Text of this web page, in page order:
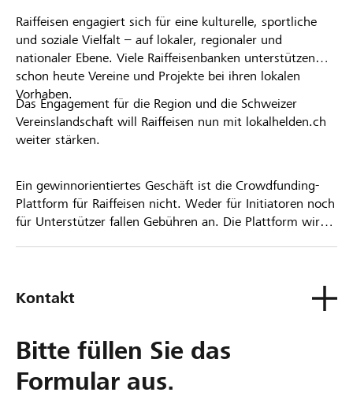
Raiffeisen engagiert sich für eine kulturelle, sportliche
und soziale Vielfalt – auf lokaler, regionaler und
nationaler Ebene. Viele Raiffeisenbanken unterstützen
schon heute Vereine und Projekte bei ihren lokalen
Vorhaben.
Das Engagement für die Region und die Schweizer
Vereinslandschaft will Raiffeisen nun mit lokalhelden.ch
weiter stärken.
Ein gewinnorientiertes Geschäft ist die Crowdfunding-
Plattform für Raiffeisen nicht. Weder für Initiatoren noch
für Unterstützer fallen Gebühren an. Die Plattform wird
Kontakt
Bitte füllen Sie das
Formular aus.